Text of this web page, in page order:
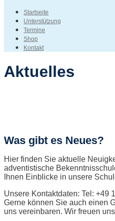
Startseite
Unterstützung
Termine
Shop
Kontakt
Aktuelles
Was gibt es Neues?
Hier finden Sie aktuelle
adventistische
Ihnen Einblicke in unsere
Unsere Kontaktdaten: Tel: +49
Gerne können Sie auch einen
uns vereinbaren. Wir freuen